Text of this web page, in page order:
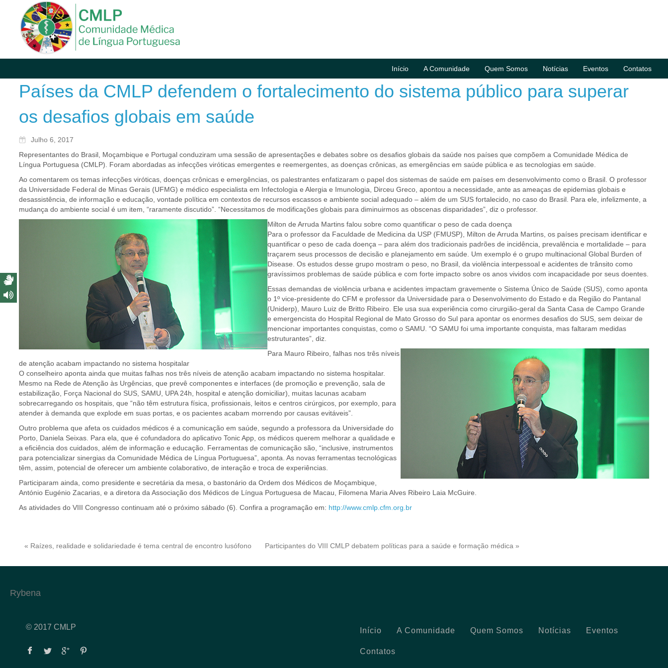
Início A Comunidade Quem Somos Notícias Eventos Contatos
Países da CMLP defendem o fortalecimento do sistema público para superar
os desafios globais em saúde
Julho 6, 2017
Representantes do Brasil, Moçambique e Portugal conduziram uma sessão de apresentações e debates sobre os desafios globais da saúde nos países que compõem a Comunidade Médica de
Língua Portuguesa (CMLP). Foram abordadas as infecções viróticas emergentes e reemergentes, as doenças crônicas, as emergências em saúde pública e as tecnologias em saúde.
Ao comentarem os temas infecções viróticas, doenças crônicas e emergências, os palestrantes enfatizaram o papel dos sistemas de saúde em países em desenvolvimento como o Brasil. O professor
da Universidade Federal de Minas Gerais (UFMG) e médico especialista em Infectologia e Alergia e Imunologia, Dirceu Greco, apontou a necessidade, ante as ameaças de epidemias globais e
desassistência, de informação e educação, vontade política em contextos de recursos escassos e ambiente social adequado – além de um SUS fortalecido, no caso do Brasil. Para ele, infelizmente, a
mudança do ambiente social é um item, “raramente discutido”. “Necessitamos de modificações globais para diminuirmos as obscenas disparidades”, diz o professor.
Milton de Arruda Martins falou sobre como quantificar o peso de cada doença
Para o professor da Faculdade de Medicina da USP (FMUSP), Milton de Arruda Martins, os países precisam identificar e
quantificar o peso de cada doença – para além dos tradicionais padrões de incidência, prevalência e mortalidade – para
traçarem seus processos de decisão e planejamento em saúde. Um exemplo é o grupo multinacional Global Burden of
Disease. Os estudos desse grupo mostram o peso, no Brasil, da violência interpessoal e acidentes de trânsito como
gravíssimos problemas de saúde pública e com forte impacto sobre os anos vividos com incapacidade por seus doentes.
Essas demandas de violência urbana e acidentes impactam gravemente o Sistema Único de Saúde (SUS), como aponta
o 1º vice-presidente do CFM e professor da Universidade para o Desenvolvimento do Estado e da Região do Pantanal
(Uniderp), Mauro Luiz de Britto Ribeiro. Ele usa sua experiência como cirurgião-geral da Santa Casa de Campo Grande
e emergencista do Hospital Regional de Mato Grosso do Sul para apontar os enormes desafios do SUS, sem deixar de
mencionar importantes conquistas, como o SAMU. “O SAMU foi uma importante conquista, mas faltaram medidas
estruturantes”, diz.
Para Mauro Ribeiro, falhas nos três níveis
de atenção acabam impactando no sistema hospitalar
O conselheiro aponta ainda que muitas falhas nos três níveis de atenção acabam impactando no sistema hospitalar.
Mesmo na Rede de Atenção às Urgências, que prevê componentes e interfaces (de promoção e prevenção, sala de
estabilização, Força Nacional do SUS, SAMU, UPA 24h, hospital e atenção domiciliar), muitas lacunas acabam
sobrecarregando os hospitais, que “não têm estrutura física, profissionais, leitos e centros cirúrgicos, por exemplo, para
atender à demanda que explode em suas portas, e os pacientes acabam morrendo por causas evitáveis”.
Outro problema que afeta os cuidados médicos é a comunicação em saúde, segundo a professora da Universidade do
Porto, Daniela Seixas. Para ela, que é cofundadora do aplicativo Tonic App, os médicos querem melhorar a qualidade e
a eficiência dos cuidados, além de informação e educação. Ferramentas de comunicação são, “inclusive, instrumentos
para potencializar sinergias da Comunidade Médica de Língua Portuguesa”, aponta. As novas ferramentas tecnológicas
têm, assim, potencial de oferecer um ambiente colaborativo, de interação e troca de experiências.
Participaram ainda, como presidente e secretária da mesa, o bastonário da Ordem dos Médicos de Moçambique,
António Eugénio Zacarias, e a diretora da Associação dos Médicos de Língua Portuguesa de Macau, Filomena Maria Alves Ribeiro Laia McGuire.
As atividades do VIII Congresso continuam até o próximo sábado (6). Confira a programação em: http://www.cmlp.cfm.org.br
« Raízes, realidade e solidariedade é tema central de encontro lusófono Participantes do VIII CMLP debatem políticas para a saúde e formação médica »
Rybena
© 2017 CMLP Início A Comunidade Quem Somos Notícias Eventos
Contatos